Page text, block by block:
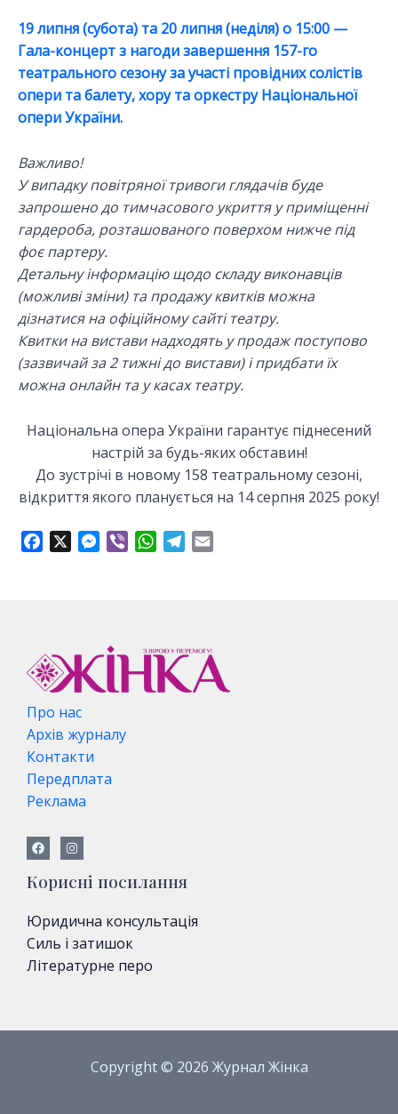
19 липня (субота) та 20 липня (неділя) о 15:00 —
Гала-концерт з нагоди завершення 157-го
театрального сезону за участі провідних солістів
опери та балету, хору та оркестру Національної
опери України.
Важливо!
У випадку повітряної тривоги глядачів буде
запрошено до тимчасового укриття у приміщенні
гардероба, розташованого поверхом нижче під
фоє партеру.
Детальну інформацію щодо складу виконавців
(можливі зміни) та продажу квитків можна
дізнатися на офіційному сайті театру.
Квитки на вистави надходять у продаж поступово
(зазвичай за 2 тижні до вистави) і придбати їх
можна онлайн та у касах театру.
Національна опера України гарантує піднесений
настрій за будь-яких обставин!
До зустрічі в новому 158 театральному сезоні,
відкриття якого планується на 14 серпня 2025 року!
o
k
M
n
e
W
A
p
p
r
m
Про нас
Архів журналу
Контакти
Передплата
Реклама
Корисні посилання
Юридична консультація
Силь і затишок
Літературне перо
Copyright © 2026 Журнал Жінка